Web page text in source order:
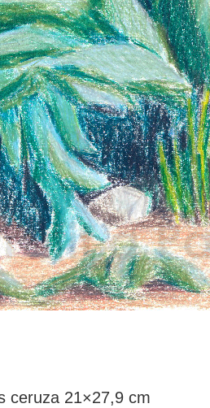
ceruza 21×27,9 cm